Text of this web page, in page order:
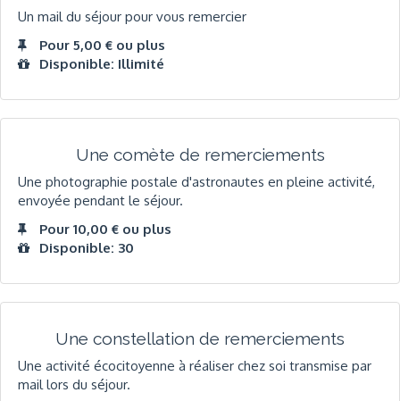
Un mail du séjour pour vous remercier
Pour 5,00 € ou plus
Disponible: Illimité
Une comète de remerciements
Une photographie postale d'astronautes en pleine activité,
envoyée pendant le séjour.
Pour 10,00 € ou plus
Disponible: 30
Une constellation de remerciements
Une activité écocitoyenne à réaliser chez soi transmise par
mail lors du séjour.